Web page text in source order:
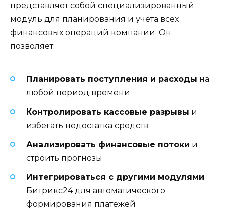
представляет собой специализированный
модуль для планирования и учета всех
финансовых операций компании. Он
позволяет:
Планировать поступления и расходы на
любой период времени
Контролировать кассовые разрывы и
избегать недостатка средств
Анализировать финансовые потоки и
строить прогнозы
Интегрироваться с другими модулями
Битрикс24 для автоматического
формирования платежей